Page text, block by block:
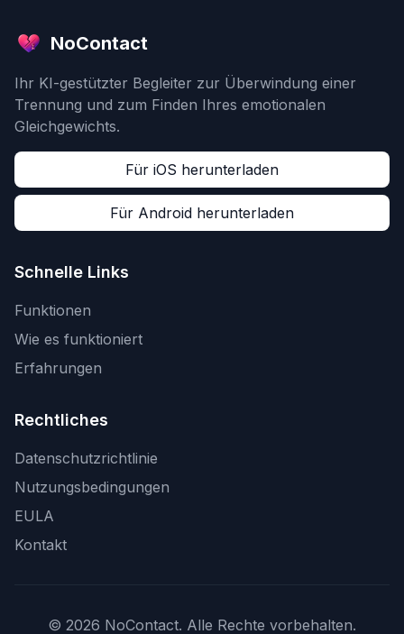
NoContact
Ihr KI-gestützter Begleiter zur Überwindung einer
Trennung und zum Finden Ihres emotionalen
Gleichgewichts.
Für iOS herunterladen
Für Android herunterladen
Schnelle Links
Funktionen
Wie es funktioniert
Erfahrungen
Rechtliches
Datenschutzrichtlinie
Nutzungsbedingungen
EULA
Kontakt
© 2026 NoContact. Alle Rechte vorbehalten.